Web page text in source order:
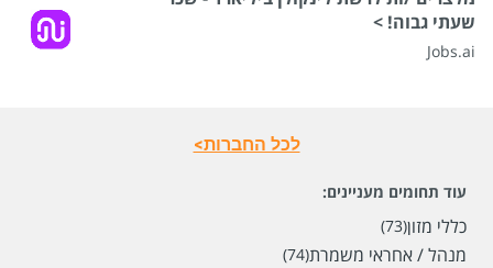
שעתי גבוה! >
Jobs.ai
לכל החברות>
עוד תחומים מעניינים:
כללי מזון(73)
מנהל / אחראי משמרת(74)